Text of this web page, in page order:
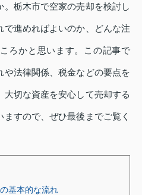
栃木市で空家の売却を検討し
進めればよいのか、どんな注
ろかと思います。この記事で
や法律関係、税金などの要点を
切な資産を安心して売却する
すので、ぜひ最後までご覧く
基本的な流れ